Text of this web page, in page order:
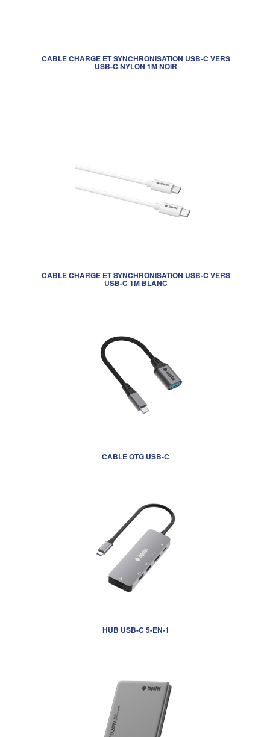
CÂBLE CHARGE ET SYNCHRONISATION USB-C VERS
USB-C NYLON 1M NOIR
CÂBLE CHARGE ET SYNCHRONISATION USB-C VERS
USB-C 1M BLANC
CÂBLE OTG USB-C
HUB USB-C 5-EN-1